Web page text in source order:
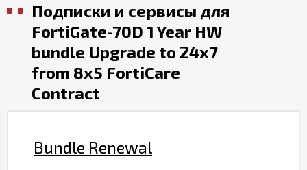
Подписки и сервисы для
FortiGate-70D 1 Year HW
bundle Upgrade to 24x7
from 8x5 FortiCare
Contract
Bundle Renewal